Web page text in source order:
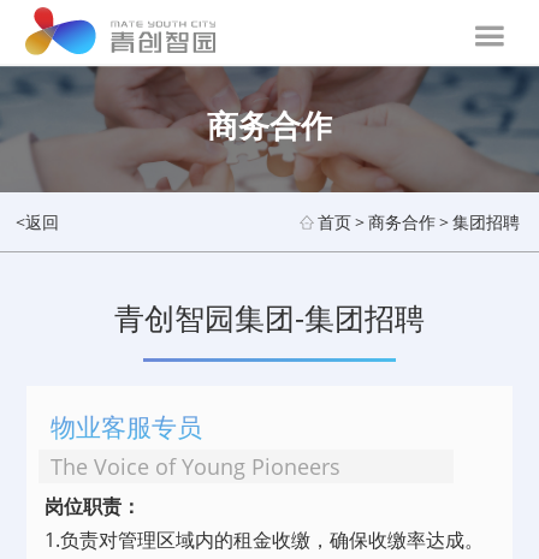
商务合作
<返回 首页>商务合作>集团招聘
青创智园集团-集团招聘
物业客服专员
The Voice of Young Pioneers
岗位职责：
1.负责对管理区域内的租金收缴，确保收缴率达成。